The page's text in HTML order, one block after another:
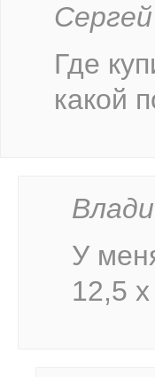
Сергей
Где
какой
У
12,5